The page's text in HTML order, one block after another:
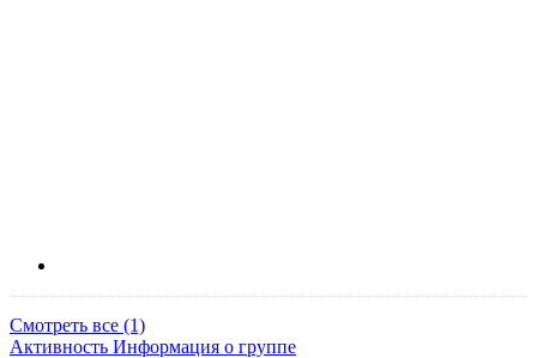
Смотреть все (1)
Активность Информация о группе